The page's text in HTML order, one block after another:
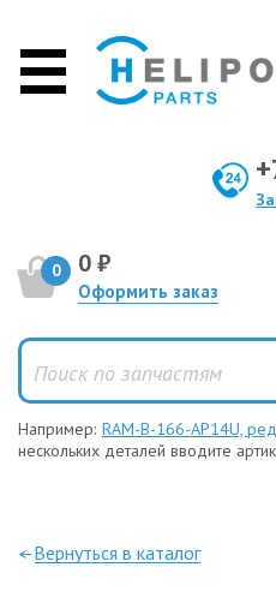
0 0 ₽
Оформить заказ
Например: RAM-B-166-AP14U,
нескольких деталей вводите
—Вернуться в каталог